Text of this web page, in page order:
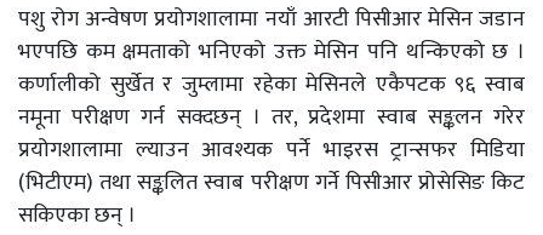
पशु रोग अन्वेषण प्रयोगशालामा नयाँ आरटी पिसीआर मेसिन जडान
भएपछि कम क्षमताको भनिएको उक्त मेसिन पनि थन्किएको छ ।
कर्णालीको सुर्खेत र जुम्लामा रहेका मेसिनले एकैपटक ९६ स्वाब
नमूना परीक्षण गर्न सक्दछन् । तर, प्रदेशमा स्वाब सङ्कलन गरेर
प्रयोगशालामा ल्याउन आवश्यक पर्ने भाइरस ट्रान्सफर मिडिया
(भिटीएम) तथा सङ्कलित स्वाब परीक्षण गर्ने पिसीआर प्रोसेसिङ किट
सकिएका छन् ।